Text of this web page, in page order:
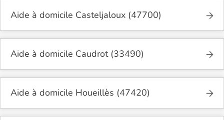
Aide à domicile Casteljaloux (47700)
Aide à domicile Caudrot (33490)
Aide à domicile Houeillès (47420)